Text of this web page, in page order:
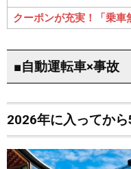
クーポンが充実！「乗車
■自動運転車×事故
2026年に入ってか